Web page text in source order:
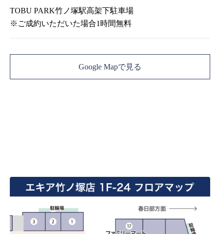
TOBU PARK竹ノ塚駅高架下駐車場
※ご成約いただいた場合1時間無料
Google Mapで見る